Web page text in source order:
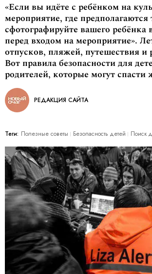
«Если вы идёте с ребёнком на
мероприятие, где
сфотографируйте вашего ребёнка
перед входом на мероприятие».
отпусков, пляжей, путешествия и
Вот правила безопасности для
родителей, которые могут спасти
РЕДАКЦИЯ САЙТА
Теги: Полезные советы Безопасность детей Поиск